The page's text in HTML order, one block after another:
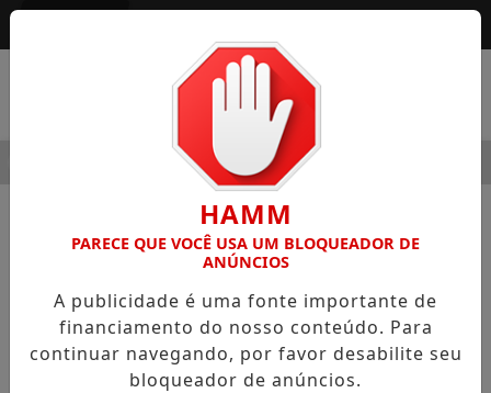
HOSPITAL SAMARITANO HIGIENÓPOLIS
COLUNISTAS
Novas leis ampliam a proteção da
mulher e combatem a violência
Colunista Adriana Filizzola D’Urso
HAMM
PARECE QUE VOCÊ USA UM BLOQUEADOR DE
ANÚNCIOS
A publicidade é uma fonte importante de
financiamento do nosso conteúdo. Para
continuar navegando, por favor desabilite seu
bloqueador de anúncios.